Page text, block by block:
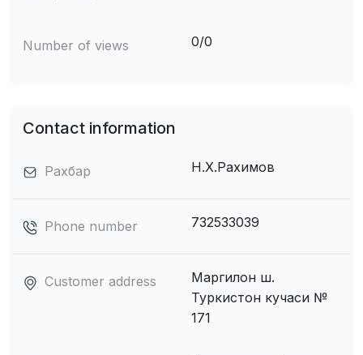
Number of views 0/0
Contact information
Рахбар Н.Х.Рахимов
Phone number 732533039
Customer address
Маргилон ш.
Туркистон кучаси №
171